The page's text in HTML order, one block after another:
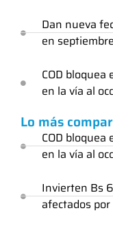
Dan nueva
en septiembre
COD
en la vía al
Lo más
COD
en la vía al
Invierten Bs
afectados